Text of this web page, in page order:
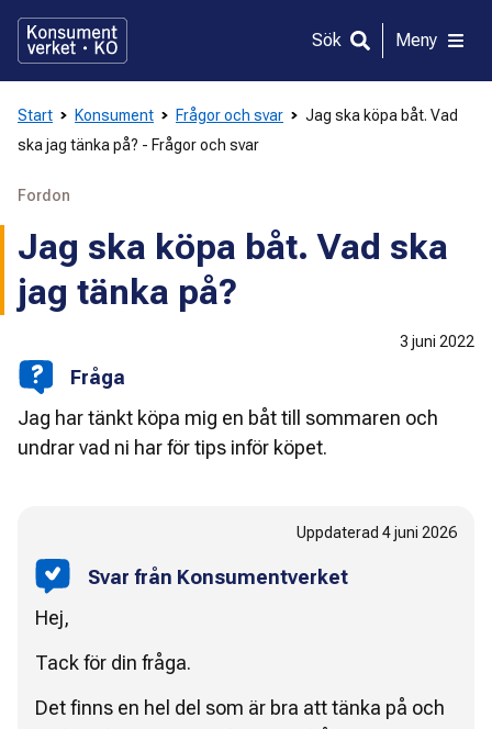
direkt
innehållet
Sök Meny
Start Konsument Frågor och svar
Jag ska köpa båt. Vad
ska jag tänka på? - Frågor och svar
Fordon
Jag ska köpa båt. Vad ska
jag tänka på?
Fråga
Jag har tänkt köpa mig en båt till sommaren och
undrar vad ni har för tips inför köpet.
3 juni 2022
Svar från Konsumentverket
Uppdaterad 4 juni 2026
Hej,
Tack för din fråga.
Det finns en hel del som är bra att tänka på och